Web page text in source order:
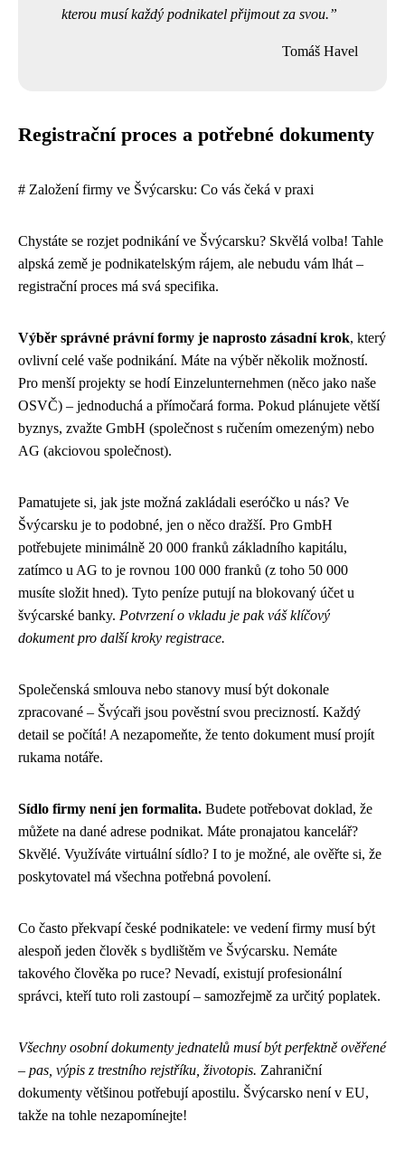
kterou musí každý podnikatel přijmout za svou.
Tomáš Havel
Registrační proces a potřebné dokumenty
# Založení firmy ve Švýcarsku: Co vás čeká v praxi
Chystáte se rozjet podnikání ve Švýcarsku? Skvělá volba! Tahle
alpská země je podnikatelským rájem, ale nebudu vám lhát –
registrační proces má svá specifika.
Výběr správné právní formy je naprosto zásadní krok, který
ovlivní celé vaše podnikání. Máte na výběr několik možností.
Pro menší projekty se hodí Einzelunternehmen (něco jako naše
OSVČ) – jednoduchá a přímočará forma. Pokud plánujete větší
byznys, zvažte GmbH (společnost s ručením omezeným) nebo
AG (akciovou společnost).
Pamatujete si, jak jste možná zakládali eseróčko u nás? Ve
Švýcarsku je to podobné, jen o něco dražší. Pro GmbH
potřebujete minimálně 20 000 franků základního kapitálu,
zatímco u AG to je rovnou 100 000 franků (z toho 50 000
musíte složit hned). Tyto peníze putují na blokovaný účet u
švýcarské banky. Potvrzení o vkladu je pak váš klíčový
dokument pro další kroky registrace.
Společenská smlouva nebo stanovy musí být dokonale
zpracované – Švýcaři jsou pověstní svou precizností. Každý
detail se počítá! A nezapomeňte, že tento dokument musí projít
rukama notáře.
Sídlo firmy není jen formalita. Budete potřebovat doklad, že
můžete na dané adrese podnikat. Máte pronajatou kancelář?
Skvělé. Využíváte virtuální sídlo? I to je možné, ale ověřte si, že
poskytovatel má všechna potřebná povolení.
Co často překvapí české podnikatele: ve vedení firmy musí být
alespoň jeden člověk s bydlištěm ve Švýcarsku. Nemáte
takového člověka po ruce? Nevadí, existují profesionální
správci, kteří tuto roli zastoupí – samozřejmě za určitý poplatek.
Všechny osobní dokumenty jednatelů musí být perfektně ověřené
– pas, výpis z trestního rejstříku, životopis. Zahraniční
dokumenty většinou potřebují apostilu. Švýcarsko není v EU,
takže na tohle nezapomínejte!